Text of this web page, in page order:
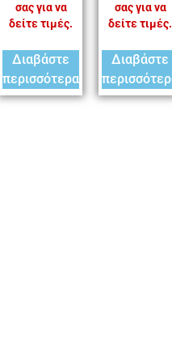
σας για να
δείτε τιμές.
Διαβάστε
περισσότερα
σας για να
δείτε τιμές.
Διαβάστε